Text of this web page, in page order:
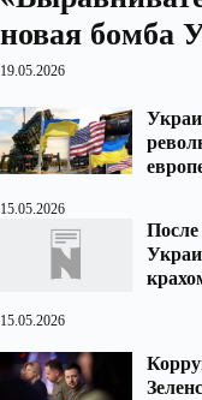
новая бомба
19.05.2026
15.05.2026
15.05.2026